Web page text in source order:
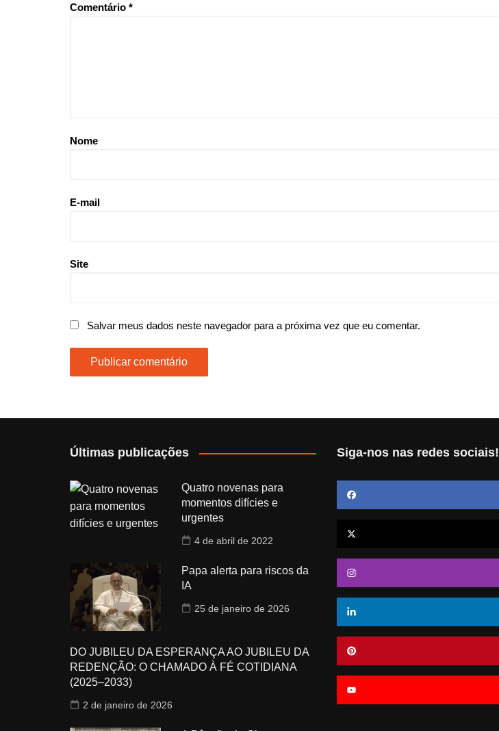
Comentário *
Nome
E-mail
Site
Salvar meus dados neste navegador para a próxima vez que eu comentar.
Últimas publicações
Quatro novenas para
momentos difícies e
urgentes
4 de abril de 2022
Papa alerta para riscos da
IA
25 de janeiro de 2026
DO JUBILEU DA ESPERANÇA AO JUBILEU DA
REDENÇÃO: O CHAMADO À FÉ COTIDIANA
(2025–2033)
2 de janeiro de 2026
Siga-nos nas redes sociais!